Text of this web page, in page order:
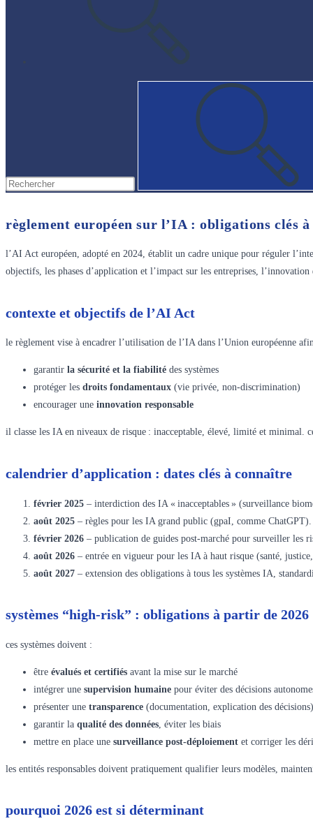
règlement européen sur l’IA : obligations clés
l’AI Act européen, adopté en 2024, établit un cadre unique pour réguler
objectifs, les phases d’application et l’impact sur les entreprises,
contexte et objectifs de l’AI Act
le règlement vise à encadrer l’utilisation de l’IA dans l’Union européenne
garantir la sécurité et la fiabilité des systèmes
protéger les droits fondamentaux (vie privée, non-discrimination)
encourager une innovation responsable
il classe les IA en niveaux de risque : inacceptable, élevé, limité et minimal.
calendrier d’application : dates clés à connaître
février 2025 – interdiction des IA « inacceptables » (surveillance
août 2025 – règles pour les IA grand public (gpaI, comme ChatGPT).
février 2026 – publication de guides post-marché pour surveiller les
août 2026 – entrée en vigueur pour les IA à haut risque (santé,
août 2027 – extension des obligations à tous les systèmes IA,
systèmes “high-risk” : obligations à partir de 2026
ces systèmes doivent :
être évalués et certifiés avant la mise sur le marché
intégrer une supervision humaine pour éviter des décisions
présenter une transparence (documentation, explication des décisions)
garantir la qualité des données , éviter les biais
mettre en place une surveillance post-déploiement et corriger les
les entités responsables doivent pratiquement qualifier leurs modèles,
pourquoi 2026 est si déterminant